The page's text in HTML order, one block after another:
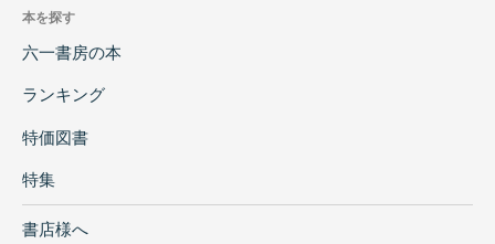
本を探す
六一書房の本
ランキング
特価図書
特集
書店様へ